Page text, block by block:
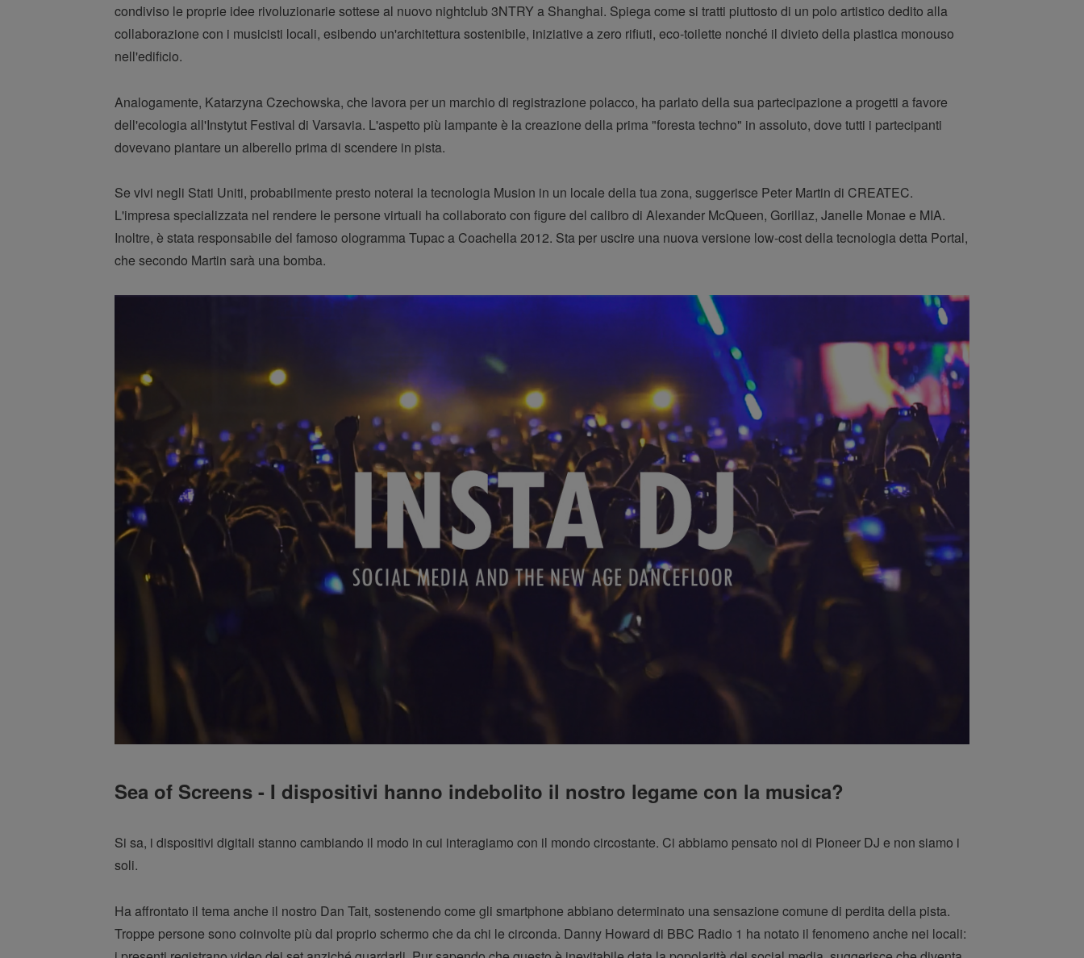
condiviso le proprie idee rivoluzionarie sottese al nuovo nightclub 3NTRY a Shanghai. Spiega come si tratti piuttosto di un polo artistico dedito alla
collaborazione con i musicisti locali, esibendo un'architettura sostenibile, iniziative a zero rifiuti, eco-toilette nonché il divieto della plastica monouso
nell'edificio.
Analogamente, Katarzyna Czechowska, che lavora per un marchio di registrazione polacco, ha parlato della sua partecipazione a progetti a favore
dell'ecologia all'Instytut Festival di Varsavia. L'aspetto più lampante è la creazione della prima "foresta techno" in assoluto, dove tutti i partecipanti
dovevano piantare un alberello prima di scendere in pista.
Se vivi negli Stati Uniti, probabilmente presto noterai la tecnologia Musion in un locale della tua zona, suggerisce Peter Martin di CREATEC.
L'impresa specializzata nel rendere le persone virtuali ha collaborato con figure del calibro di Alexander McQueen, Gorillaz, Janelle Monae e MIA.
Inoltre, è stata responsabile del famoso ologramma Tupac a Coachella 2012. Sta per uscire una nuova versione low-cost della tecnologia detta Portal,
che secondo Martin sarà una bomba.
Sea of Screens - I dispositivi hanno indebolito il nostro legame con la musica?
Si sa, i dispositivi digitali stanno cambiando il modo in cui interagiamo con il mondo circostante. Ci abbiamo pensato noi di Pioneer DJ e non siamo i
soli.
Ha affrontato il tema anche il nostro Dan Tait, sostenendo come gli smartphone abbiano determinato una sensazione comune di perdita della pista.
Troppe persone sono coinvolte più dal proprio schermo che da chi le circonda. Danny Howard di BBC Radio 1 ha notato il fenomeno anche nei locali: